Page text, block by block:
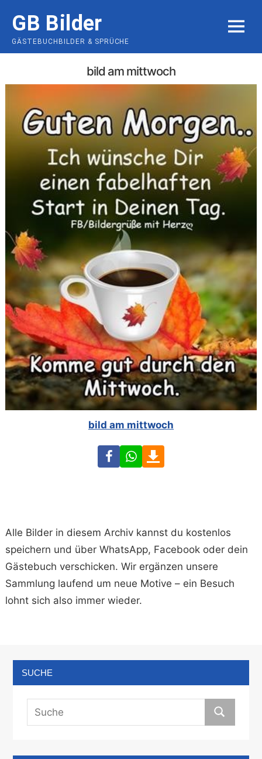
content
GB Bilder
GÄSTEBUCHBILDER & SPRÜCHE
MENU
bild am mittwoch
bild am mittwoch
FacebookWhatsApp
Alle Bilder in diesem Archiv kannst du kostenlos
speichern und über WhatsApp, Facebook oder dein
Gästebuch verschicken. Wir ergänzen unsere
Sammlung laufend um neue Motive – ein Besuch
lohnt sich also immer wieder.
SUCHE